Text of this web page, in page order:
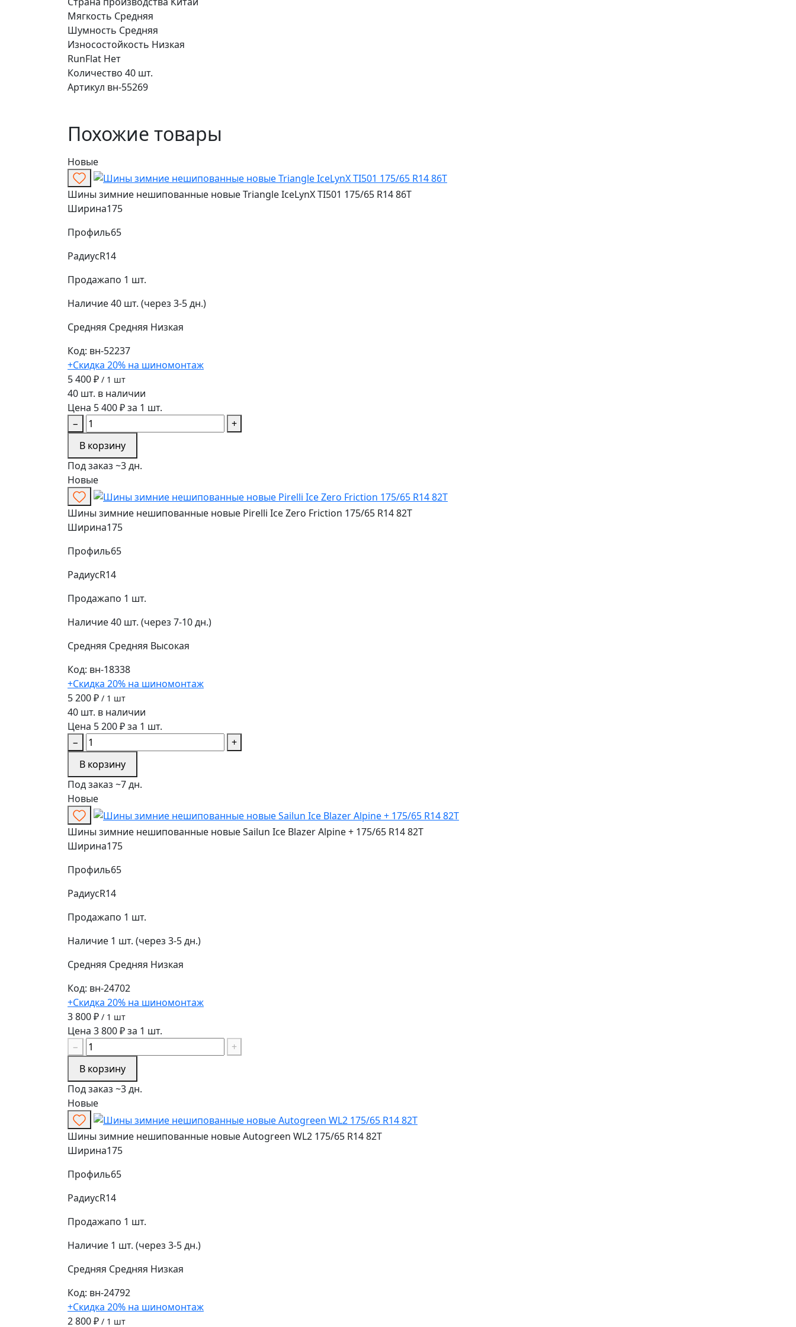
Мягкость Средняя
Шумность Средняя
Износостойкость Низкая
RunFlat Нет
Количество 40 шт.
Артикул вн-55269
Похожие товары
Новые
Шины зимние нешипованные новые Triangle IceLynX TI501 175/65 R14 86T
Ширина175
Профиль65
РадиусR14
Продажапо 1 шт.
Наличие40 шт. (через 3-5 дн.)
Средняя Средняя Низкая
Код: вн-52237
+Скидка 20% на шиномонтаж
5 400 ₽ / 1 шт
40 шт. в наличии
Цена 5 400 ₽ за 1 шт.
−
+
В корзину
Под заказ ~3 дн.
Новые
Шины зимние нешипованные новые Pirelli Ice Zero Friction 175/65 R14 82T
Ширина175
Профиль65
РадиусR14
Продажапо 1 шт.
Наличие40 шт. (через 7-10 дн.)
Средняя Средняя Высокая
Код: вн-18338
+Скидка 20% на шиномонтаж
5 200 ₽ / 1 шт
40 шт. в наличии
Цена 5 200 ₽ за 1 шт.
−
+
В корзину
Под заказ ~7 дн.
Новые
Шины зимние нешипованные новые Sailun Ice Blazer Alpine + 175/65 R14 82T
Ширина175
Профиль65
РадиусR14
Продажапо 1 шт.
Наличие 1 шт. (через 3-5 дн.)
Средняя Средняя Низкая
Код: вн-24702
+Скидка 20% на шиномонтаж
3 800 ₽ / 1 шт
Цена 3 800 ₽ за 1 шт.
−
+
В корзину
Под заказ ~3 дн.
Новые
Шины зимние нешипованные новые Autogreen WL2 175/65 R14 82T
Ширина175
Профиль65
РадиусR14
Продажапо 1 шт.
Наличие 1 шт. (через 3-5 дн.)
Средняя Средняя Низкая
Код: вн-24792
+Скидка 20% на шиномонтаж
2 800 ₽ / 1 шт